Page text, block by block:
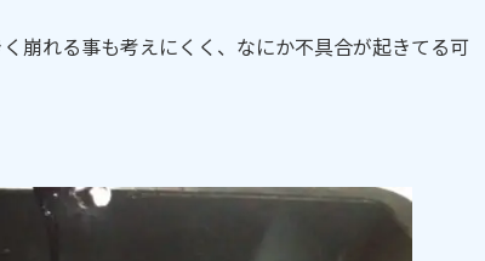
崩れる事も考えにくく、なにか不具合が起きてる可